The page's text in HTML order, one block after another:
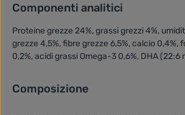
Componenti analitici
Proteine grezze 24%, grassi grezzi 4%,
grezze 4,5%, fibre grezze 6,5%, calcio 0,4%,
0,2%, acidi grassi Omega-3 0,6%, DHA (22:6
Composizione